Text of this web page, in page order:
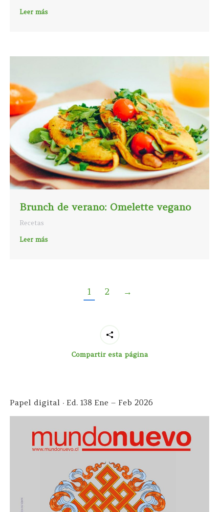
Leer más
Brunch de verano: Omelette vegano
Recetas
Leer más
1 2 →
Compartir esta página
Papel digital · Ed. 138 Ene – Feb 2026